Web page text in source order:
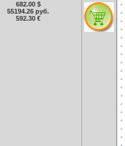
682.00 $
55194.26 руб.
592.30 €